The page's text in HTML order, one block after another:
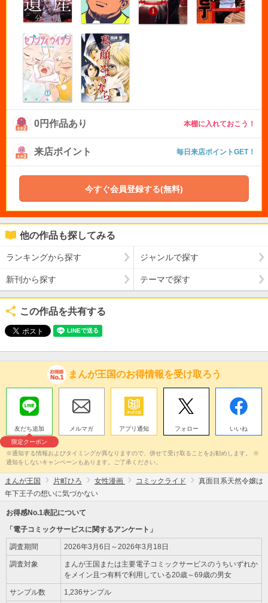
0円作品あり 本棚に入れておこう！
来店ポイント 毎日来店ポイントGET！
今すぐ会員登録する(無料)
他の作品も探してみる
ランキングから探す ジャンルで探す
新刊から探す テーマで探す
この作品を共有する
まんが王国のお得情報を受け取ろう
友だち追加
限定クーポン
メルマガ アプリ通知 フォロー いいね
※通知する情報およびタイミングが異なりますので、併せて受け取ることをお勧めします。 ※
通知をしないキャンペーンもあります。ご了承ください。
まんが王国 片町ひろ 女性漫画 コミックライド
真面目系天然令嬢は
年下王子の想いに気づかない
お得感No.1表記について
「電子コミックサービスに関するアンケート」
調査期間 2026年3月6日～2026年3月18日
調査対象
まんが王国または主要電子コミックサービスのうちいずれか
をメイン且つ有料で利用している20歳～69歳の男女
サンプル数 1,236サンプル